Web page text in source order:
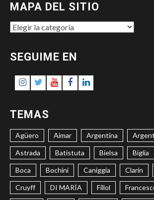
MAPA DEL SITIO
MAPA
SITIO
SEGUIME EN
Instagram
TwitterYoutubeFacebookLinkedIn
TEMAS
Agüero Aimar Argentina
Astrada Batistuta Bielsa Biglia
Boca Bochini Caniggia Clarín
Cruyff DI MARÍA Fillol